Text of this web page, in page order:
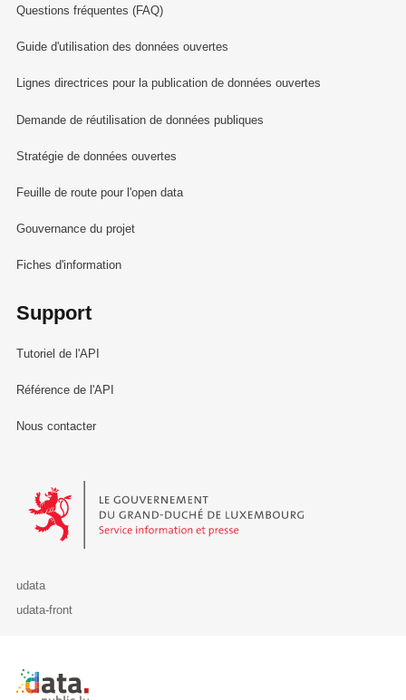
Questions fréquentes (FAQ)
Guide d'utilisation des données ouvertes
Lignes directrices pour la publication de données ouvertes
Demande de réutilisation de données publiques
Stratégie de données ouvertes
Feuille de route pour l'open data
Gouvernance du projet
Fiches d'information
Support
Tutoriel de l'API
Référence de l'API
Nous contacter
Le Gouvernement du Grand-Duché de Luxembourg - Service
udata
udata-front
Retour à l'accueil de data.public.lu